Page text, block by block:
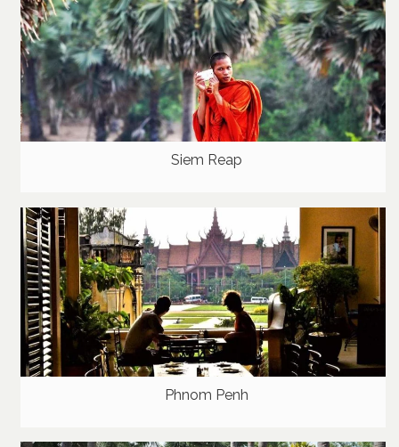
Siem Reap
Phnom Penh